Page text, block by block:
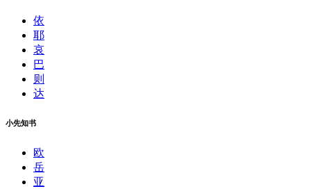
依
耶
哀
巴
则
达
小先知书
欧
岳
亚